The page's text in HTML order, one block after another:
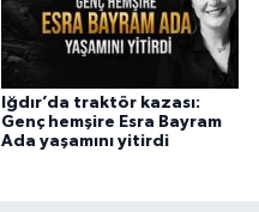
Iğdır’da traktör kazası:
Genç hemşire Esra Bayram
Ada yaşamını yitirdi